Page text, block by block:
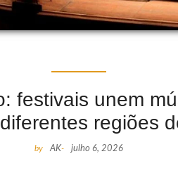
festivais unem
regiões
by AK- julho 6, 2026